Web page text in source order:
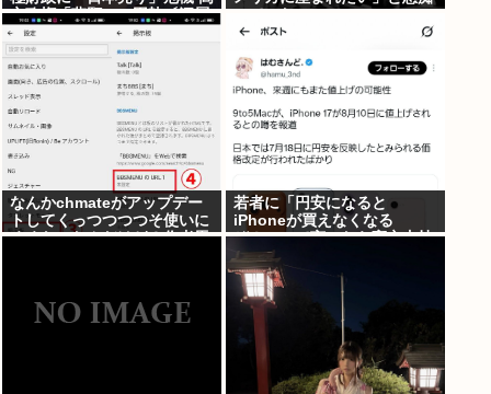
市政権「悲願」に固執〔深層
探訪〕
なんかchmateがアップデー
トしてくっつつつつそ使いに
くくなったんだけど？作者馬
若者に「円安になると
iPhoneが買えなくなる
ぞ！」って言ったら高市支持
する奴減りそうだよな